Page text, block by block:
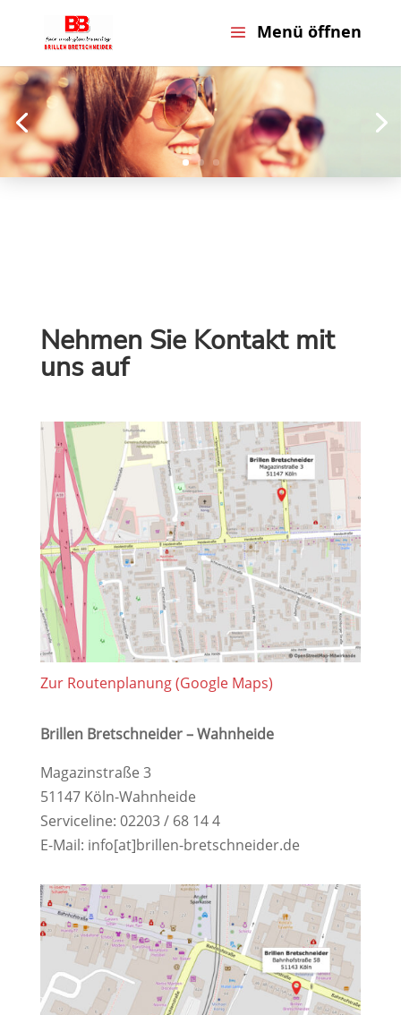
Nehmen Sie Kontakt mit
uns auf
Zur Routenplanung (Google Maps)
Brillen Bretschneider – Wahnheide
Magazinstraße 3
51147 Köln-Wahnheide
Serviceline: 02203 / 68 14 4
E-Mail: info[at]brillen-bretschneider.de